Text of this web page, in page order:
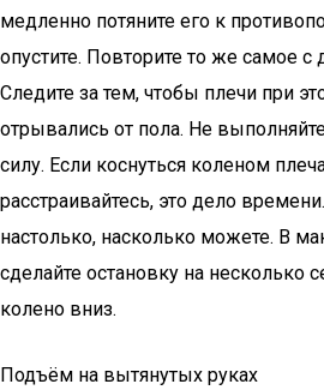
медленно потяните его к
опустите. Повторите то же самое с
Следите за тем, чтобы плечи при
отрывались от пола. Не
силу. Если коснуться коленом
расстраивайтесь, это дело
настолько, насколько можете. В
сделайте остановку на несколько
колено вниз.
Подъём на вытянутых руках